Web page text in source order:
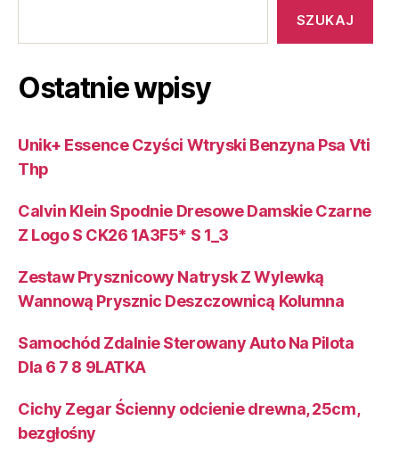
SZUKAJ
Ostatnie wpisy
Unik+ Essence Czyści Wtryski Benzyna Psa Vti
Thp
Calvin Klein Spodnie Dresowe Damskie Czarne
Z Logo S CK26 1A3F5* S 1_3
Zestaw Prysznicowy Natrysk Z Wylewką
Wannową Prysznic Deszczownicą Kolumna
Samochód Zdalnie Sterowany Auto Na Pilota
Dla 6 7 8 9LATKA
Cichy Zegar Ścienny odcienie drewna, 25cm,
bezgłośny